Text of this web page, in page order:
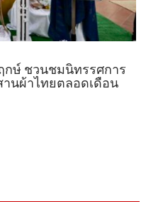
กษ์ ชวนชมนิทรรศการ
านผ้าไทยตลอดเดือน